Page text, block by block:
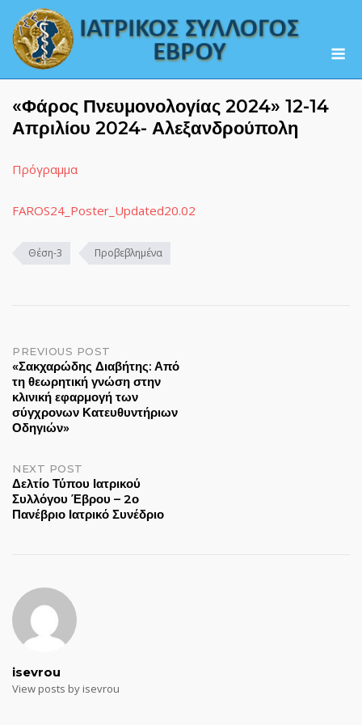
content
«Φάρος Πνευμονολογίας 2024» 12-14
Απριλίου 2024- Αλεξανδρούπολη
Πρόγραμμα
FAROS24_Poster_Updated20.02
Θέση-3 Προβεβλημένα
Post
navigation
PREVIOUS POST
«Σακχαρώδης Διαβήτης: Από
τη θεωρητική γνώση στην
κλινική εφαρμογή των
σύγχρονων Κατευθυντήριων
Οδηγιών»
NEXT POST
Δελτίο Τύπου Ιατρικού
Συλλόγου Έβρου – 2ο
Πανέβριο Ιατρικό Συνέδριο
isevrou
View posts by isevrou